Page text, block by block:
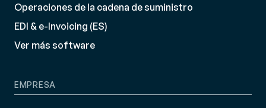
Operaciones de la cadena de suministro
EDI & e-Invoicing (ES)
Ver más software
EMPRESA